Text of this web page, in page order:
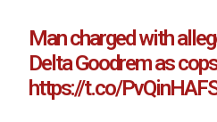
Man charged with
Delta Goodrem as
https://t.co/